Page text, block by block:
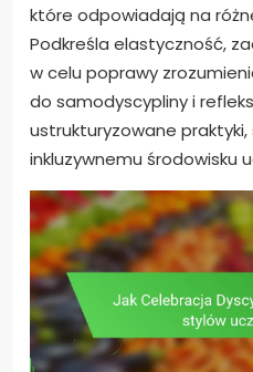
które odpowiadają na
Podkreśla elastyczność,
w celu poprawy
do samodyscypliny i
ustrukturyzowane
inkluzywnemu środowisku